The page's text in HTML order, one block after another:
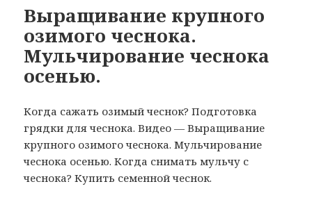
Выращивание крупного
озимого чеснока.
Мульчирование чеснока
осенью.
Когда сажать озимый чеснок? Подготовка
грядки для чеснока. Видео — Выращивание
крупного озимого чеснока. Мульчирование
чеснока осенью. Когда снимать мульчу с
чеснока? Купить семенной чеснок.